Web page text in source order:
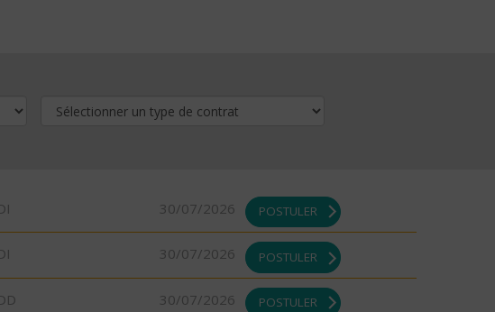
30/07/2026 POSTULER
30/07/2026 POSTULER
30/07/2026 POSTULER